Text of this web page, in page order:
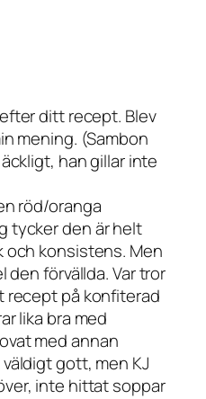
ditt recept. Blev
mening. (Sambon
han gillar inte
röd/oranga
tycker den är helt
och konsistens. Men
den förvällda. Var tror
recept på konfiterad
lika bra med
med annan
gott, men KJ
inte hittat soppar